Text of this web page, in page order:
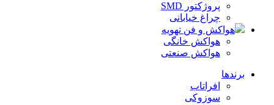
پروژکتور SMD
چراغ خیابانی
هواکش و فن تهویه
هواکش خانگی
هواکش صنعتی
برندها
افراتاب
سوزوکی